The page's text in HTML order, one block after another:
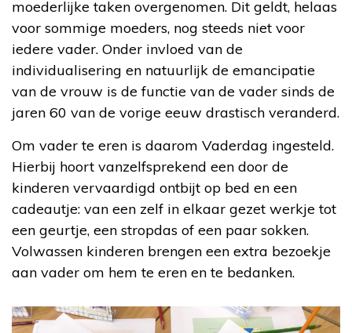
moederlijke taken overgenomen. Dit geldt, helaas
voor sommige moeders, nog steeds niet voor
iedere vader. Onder invloed van de
individualisering en natuurlijk de emancipatie
van de vrouw is de functie van de vader sinds de
jaren 60 van de vorige eeuw drastisch veranderd.
Om vader te eren is daarom Vaderdag ingesteld.
Hierbij hoort vanzelfsprekend een door de
kinderen vervaardigd ontbijt op bed en een
cadeautje: van een zelf in elkaar gezet werkje tot
een geurtje, een stropdas of een paar sokken.
Volwassen kinderen brengen een extra bezoekje
aan vader om hem te eren en te bedanken.